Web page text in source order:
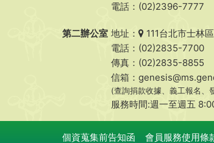
電話：(02)2396-7777
第二辦公室 地址：
111台北市士林
電話：(02)2835-7700
傳真：(02)2835-8855
信箱：
(查詢捐款收據、義工報名、
服務時間:週一至週五
個資蒐集前告知函 會員服務使用條